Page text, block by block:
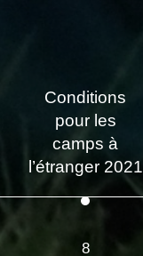
Conditions
pour les
camps à
l’étranger 2021
8